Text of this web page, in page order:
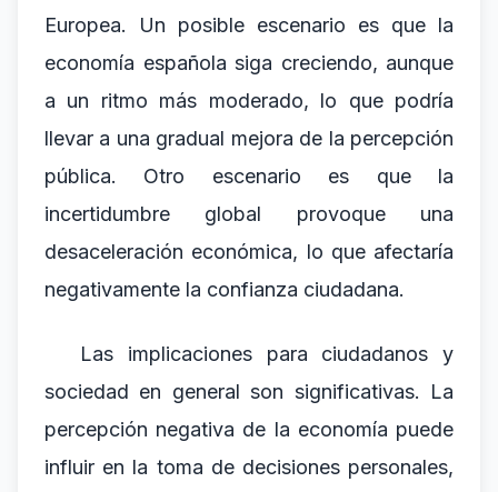
Europea. Un posible escenario es que la
economía española siga creciendo, aunque
a un ritmo más moderado, lo que podría
llevar a una gradual mejora de la percepción
pública. Otro escenario es que la
incertidumbre global provoque una
desaceleración económica, lo que afectaría
negativamente la confianza ciudadana.
Las implicaciones para ciudadanos y
sociedad en general son significativas. La
percepción negativa de la economía puede
influir en la toma de decisiones personales,